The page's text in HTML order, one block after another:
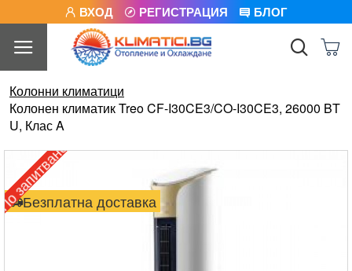
ВХОД РЕГИСТРАЦИЯ БЛОГ
Колонни климатици
Колонен климатик Treo CF-I30CE3/CO-I30CE3, 26000 BT
U, Клас A
Безплатна доставка